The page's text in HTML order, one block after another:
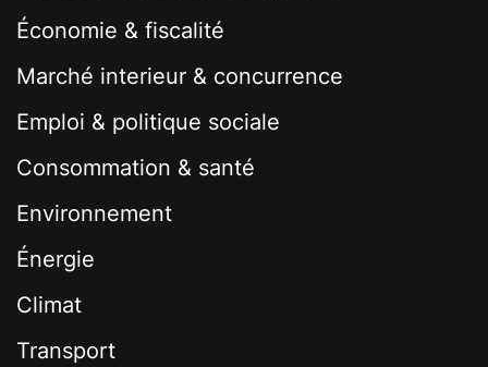
Économie & fiscalité
Marché interieur & concurrence
Emploi & politique sociale
Consommation & santé
Environnement
Énergie
Climat
Transport